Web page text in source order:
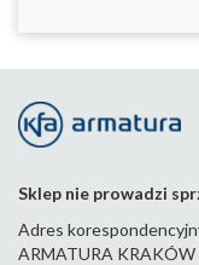
Sklep nie prowadzi
Adres
ARMATURA KRAKÓW